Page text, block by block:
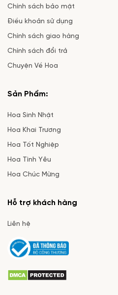
Chính sách bảo mật
Điều khoản sử dụng
Chính sách giao hàng
Chính sách đổi trả
Chuyện Về Hoa
Sản Phẩm:
Hoa Sinh Nhật
Hoa Khai Trương
Hoa Tốt Nghiệp
Hoa Tình Yêu
Hoa Chúc Mừng
Hỗ trợ khách hàng
Liên hệ